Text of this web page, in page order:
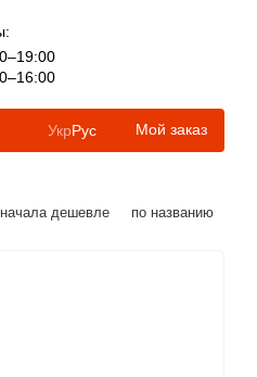
УкрРус Мой заказ
дешевле по названию